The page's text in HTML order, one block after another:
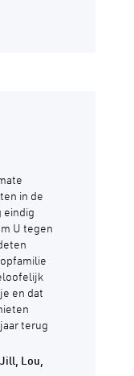
in de
eindig
U tegen
en dat
terug
Lou,